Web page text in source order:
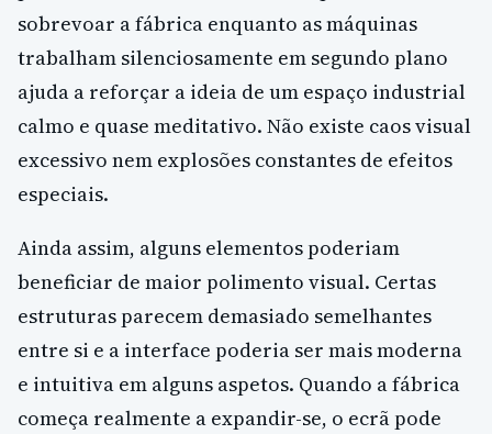
sobrevoar a fábrica enquanto as máquinas
trabalham silenciosamente em segundo plano
ajuda a reforçar a ideia de um espaço industrial
calmo e quase meditativo. Não existe caos visual
excessivo nem explosões constantes de efeitos
especiais.
Ainda assim, alguns elementos poderiam
beneficiar de maior polimento visual. Certas
estruturas parecem demasiado semelhantes
entre si e a interface poderia ser mais moderna
e intuitiva em alguns aspetos. Quando a fábrica
começa realmente a expandir-se, o ecrã pode